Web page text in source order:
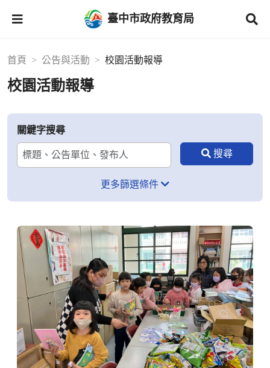
臺中市政府教育局
首頁 公告與活動 校園活動報導
校園活動報導
關鍵字搜尋
更多篩選條件